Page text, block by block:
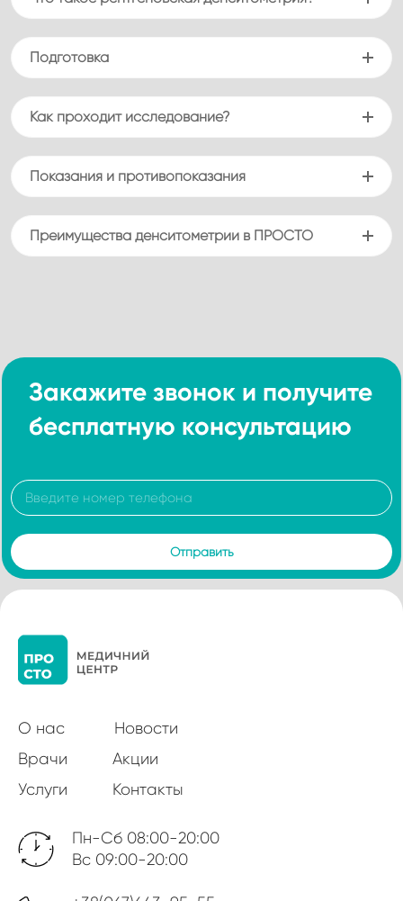
Подготовка
Как проходит исследование?
Показания и противопоказания
Преимущества денситометрии в ПРОСТО
Закажите звонок и получите
бесплатную консультацию
О нас
Новости
Врачи
Акции
Услуги
Контакты
Пн-Сб 08:00-20:00
Вс 09:00-20:00